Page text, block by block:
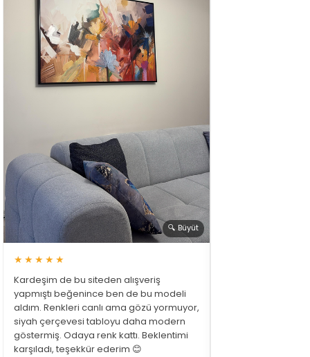
🔍 Büyüt
★★★★★
Kardeşim de bu siteden alışveriş
yapmıştı beğenince ben de bu modeli
aldım. Renkleri canlı ama gözü yormuyor,
siyah çerçevesi tabloyu daha modern
göstermiş. Odaya renk kattı. Beklentimi
karşıladı, teşekkür ederim 😊